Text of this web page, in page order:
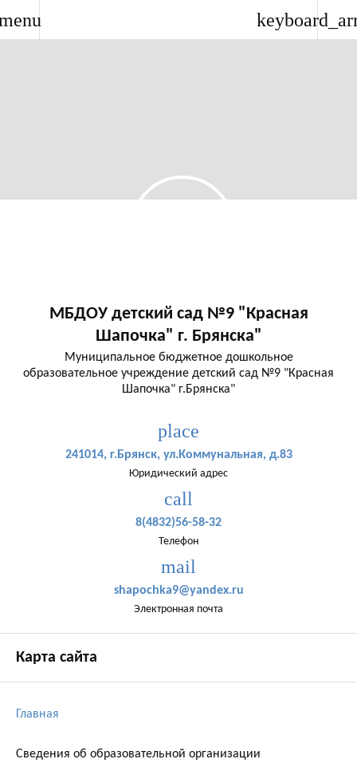
МБДОУ детский сад №9 "Красная
Шапочка" г. Брянска"
Муниципальное бюджетное дошкольное
образовательное учреждение детский сад №9 "Красная
Шапочка" г.Брянска"
place
241014, г.Брянск, ул.Коммунальная, д.83
Юридический адрес
call
8(4832)56-58-32
Телефон
mail
shapochka9@yandex.ru
Электронная почта
Карта сайта
Главная
Сведения об образовательной организации